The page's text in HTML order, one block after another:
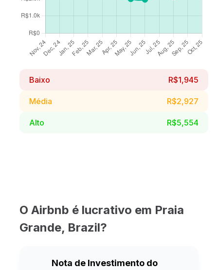
Baixo R$1,945
Média R$2,927
Alto R$5,554
O Airbnb é lucrativo em Praia
Grande, Brazil?
Nota de Investimento do